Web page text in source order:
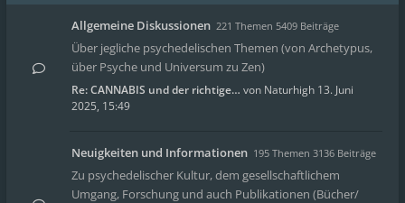
Allgemeine Diskussionen 221 Themen 5409 Beiträge
Über jegliche psychedelischen Themen (von Archetypus,
über Psyche und Universum zu Zen)
Re: CANNABIS und der richtige… von Naturhigh 13. Juni
2025, 15:49
Neuigkeiten und Informationen 195 Themen 3136 Beiträge
Zu psychedelischer Kultur, dem gesellschaftlichem
Umgang, Forschung und auch Publikationen (Bücher/